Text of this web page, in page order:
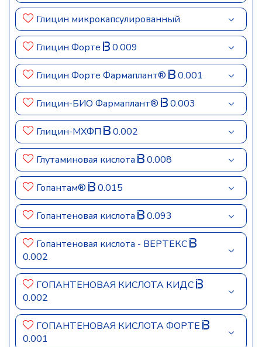
Глицин микрокапсулированный
Глицин Форте 0.009
Глицин Форте Фармаплант® 0.001
Глицин-БИО Фармаплант® 0.003
Глицин-МХФП 0.002
Глутаминовая кислота 0.008
Гопантам® 0.015
Гопантеновая кислота 0.093
Гопантеновая кислота - ВЕРТЕКС
0.002
ГОПАНТЕНОВАЯ КИСЛОТА КИДС
0.002
ГОПАНТЕНОВАЯ КИСЛОТА ФОРТЕ
0.001